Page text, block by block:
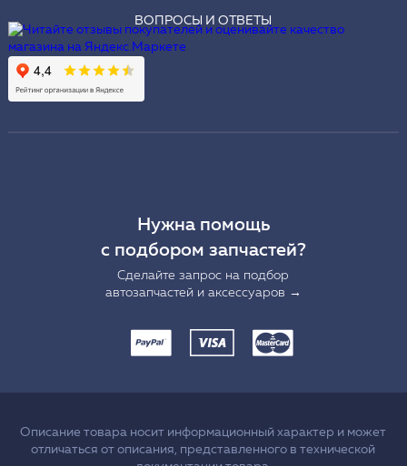
ВОПРОСЫ И ОТВЕТЫ
Нужна помощь
с подбором запчастей?
Сделайте запрос на подбор
автозапчастей и аксессуаров →
Описание товара носит информационный характер и может
отличаться от описания, представленного в технической